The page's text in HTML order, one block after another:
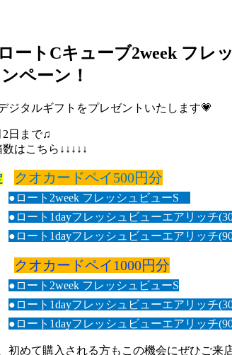
ロートCキューブ2week フ
ペーン！
ジタルギフトをプレゼントいたします💗
2日まで♫
はこちら↓↓↓↓↓
クオカードペイ500円分
●ロート2week フレッシュビューS
●ロート1dayフレッシュビューエアリッチ
●ロート1dayフレッシュビューエアリッチ
クオカードペイ1000円分
●ロート2week フレッシュビューS
●ロート1dayフレッシュビューエアリッチ
●ロート1dayフレッシュビューエアリッチ
初めて購入される方もこの機会にぜひご来